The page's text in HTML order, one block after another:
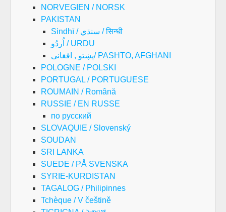
NORVEGIEN / NORSK
PAKISTAN
Sindhī / سنڌي / सिन्धी
اُردُو / URDU
پښتو , افغانی/ PASHTO, AFGHANI
POLOGNE / POLSKI
PORTUGAL / PORTUGUESE
ROUMAIN / Română
RUSSIE / EN RUSSE
по русский
SLOVAQUIE / Slovenský
SOUDAN
SRI LANKA
SUEDE / PÅ SVENSKA
SYRIE-KURDISTAN
TAGALOG / Philipinnes
Tchèque / V češtině